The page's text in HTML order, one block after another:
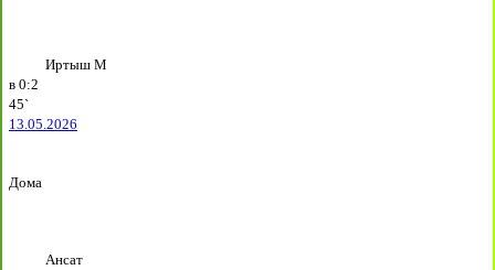
Иртыш М
в 0:2
45`
13.05.2026
Дома
Ансат